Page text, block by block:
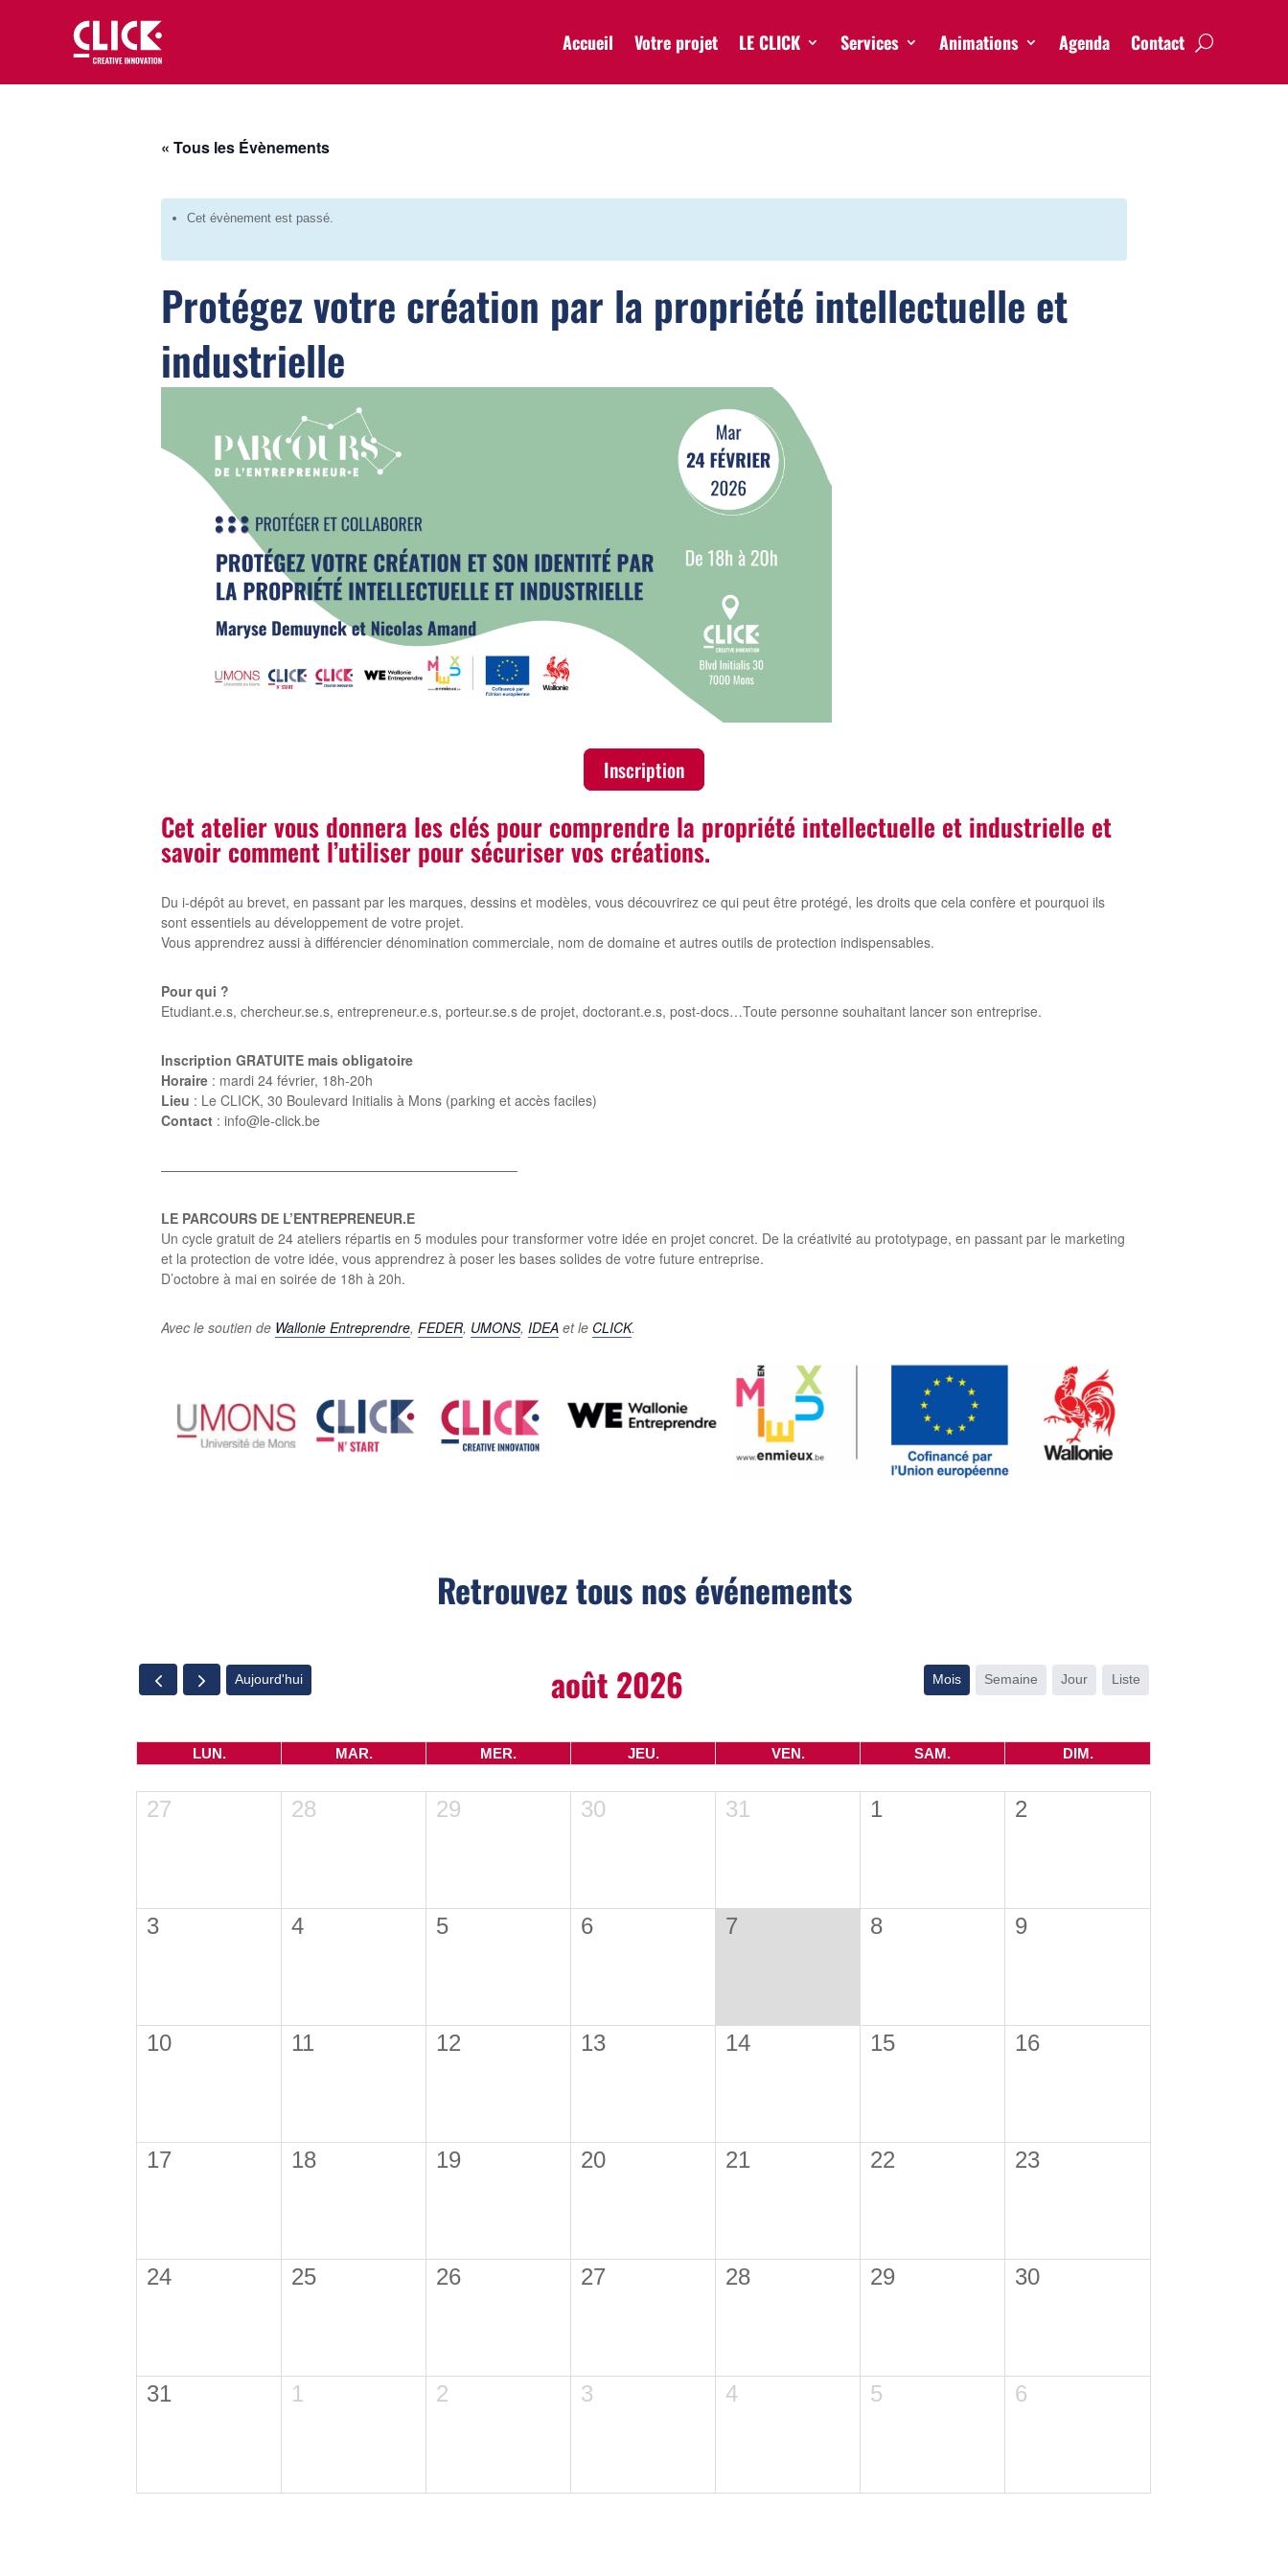
Accueil Votre projet LE CLICK Services Animations Agenda Contact
« Tous les Évènements
Cet évènement est passé.
Protégez votre création par la propriété intellectuelle et
industrielle
Inscription
Cet atelier vous donnera les clés pour comprendre la propriété intellectuelle et industrielle et
savoir comment l’utiliser pour sécuriser vos créations.
Du i-dépôt au brevet, en passant par les marques, dessins et modèles, vous découvrirez ce qui peut être protégé, les droits que cela confère et pourquoi ils
sont essentiels au développement de votre projet.
Vous apprendrez aussi à différencier dénomination commerciale, nom de domaine et autres outils de protection indispensables.
Pour qui ?
Etudiant.e.s, chercheur.se.s, entrepreneur.e.s, porteur.se.s de projet, doctorant.e.s, post-docs…Toute personne souhaitant lancer son entreprise.
Inscription GRATUITE mais obligatoire
Horaire : mardi 24 février, 18h-20h
Lieu : Le CLICK, 30 Boulevard Initialis à Mons (parking et accès faciles)
Contact : info@le-click.be
——————————————————————————–
LE PARCOURS DE L’ENTREPRENEUR.E
Un cycle gratuit de 24 ateliers répartis en 5 modules pour transformer votre idée en projet concret. De la créativité au prototypage, en passant par le marketing
et la protection de votre idée, vous apprendrez à poser les bases solides de votre future entreprise.
D’octobre à mai en soirée de 18h à 20h.
Avec le soutien de Wallonie Entreprendre, FEDER, UMONS, IDEA et le CLICK.
Retrouvez tous nos événements
Aujourd'hui août 2026 Mois Semaine Jour Liste
LUN. MAR. MER. JEU. VEN. SAM. DIM.
27 28 29 30 31 1 2
3 4 5 6 7 8 9
10 11 12 13 14 15 16
17 18 19 20 21 22 23
24 25 26 27 28 29 30
31 1 2 3 4 5 6